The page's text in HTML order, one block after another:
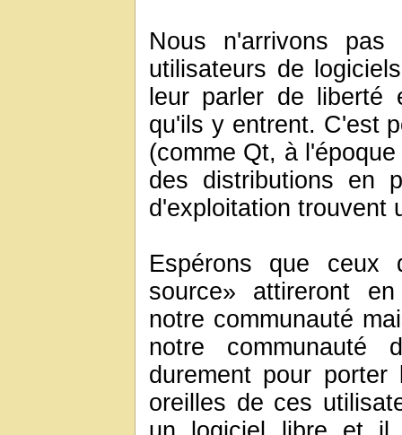
Nous n'arrivons
utilisateurs de
leur parler de liberté
qu'ils y entrent. C'est
(comme Qt, à
des distributions en
d'exploitation trouvent
Espérons que ceux
source» attireront
notre communauté
notre communauté
durement pour
oreilles de ces